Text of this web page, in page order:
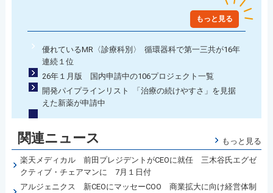
もっと見る
優れているMR〈診療科別〉 循環器科で第一三共が16年
連続１位
26年１月版 国内申請中の106プロジェクト一覧
開発パイプラインリスト 「治療の続けやすさ」を見据
えた新薬が申請中
関連ニュース もっと見る
楽天メディカル 前田プレジデントがCEOに就任 三木谷氏エグゼ
クティブ・チェアマンに 7月１日付
アルジェニクス 新CEOにマッセーCOO 商業拡大に向け経営体制